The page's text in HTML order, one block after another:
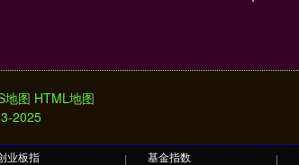
业板指
基金指数
地图 HTML地图
2025